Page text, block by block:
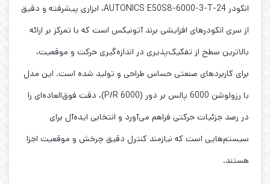
انکودر AUTONICS E50S8-6000-3-T-24، ابزاری پیشرفته و دقیق
از سری انکودرهای افزایشی برند آتونیکس است که با تمرکز بر ارائه
بالاترین سطح از تفکیک‌پذیری در اندازه‌گیری حرکت و موقعیت،
برای کاربردهای صنعتی حساس طراحی و تولید شده است. این مدل
با رزولوشن 6000 پالس بر دور (6000 P/R)، دقت فوق‌العاده‌ای را
در رصد جزئیات حرکتی فراهم می‌آورد و انتخابی ایده‌آل برای
سیستم‌هایی است که نیازمند کنترل دقیق چرخش و موقعیت اجزا
هستند.